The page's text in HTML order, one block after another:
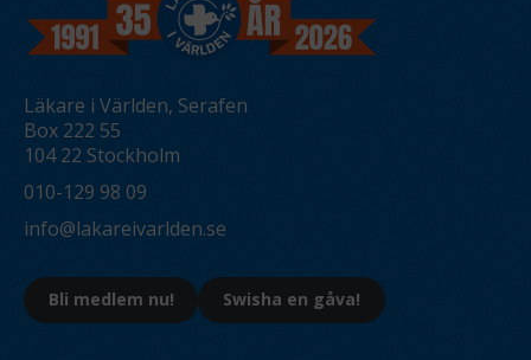
Läkare i Världen, Serafen
Box 222 55
104 22 Stockholm
010-129 98 09
info@lakareivarlden.se
Bli medlem nu! Swisha en gåva!